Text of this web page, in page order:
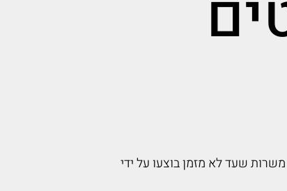
עולם שבו יותר ויותר משרות שעד לא מזמן בוצעו על ידי